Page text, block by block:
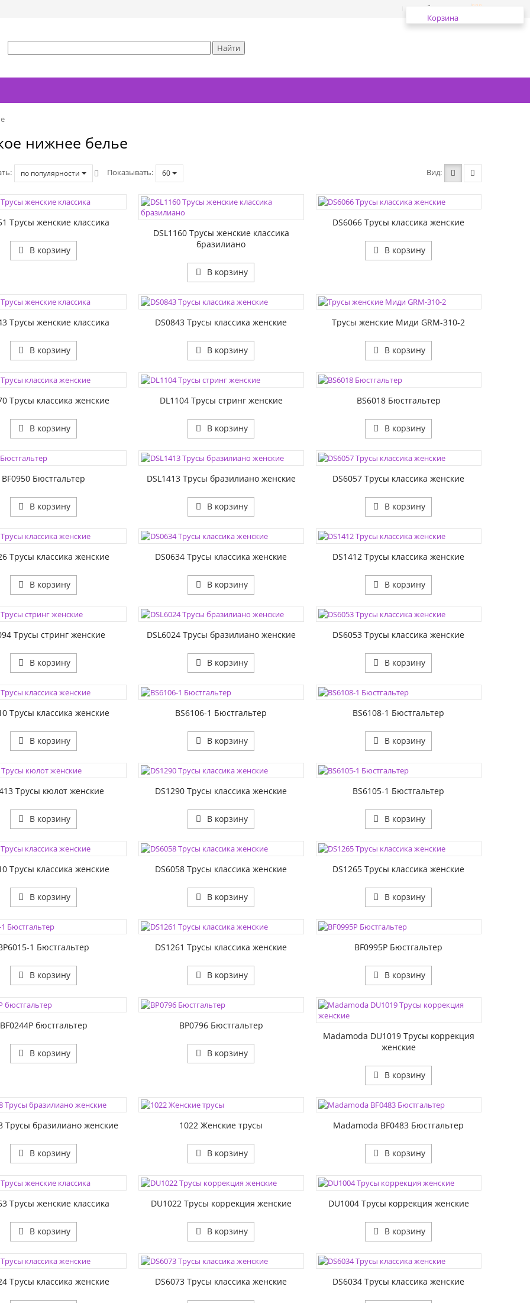
Избранное
Корзина
нижнее белье
по популярности Показывать 60
Вид
Трусы женские классика
В корзину
ЦВЕТА:
РАЗМЕР1:
DSL1160 Трусы женские классика
бразилиано
В корзину
РАЗМЕР1:
DS6066 Трусы классика женские
В корзину
Трусы женские классика
В корзину
РАЗМЕР1:
DS0843 Трусы классика женские
В корзину
РАЗМЕР1:
Трусы женские Миди GRM-310-2
В корзину
Трусы классика женские
В корзину
РАЗМЕР1:
DL1104 Трусы стринг женские
В корзину
РАЗМЕР1:
BS6018 Бюстгальтер
В корзину
BF0950 Бюстгальтер
В корзину
РАЗМЕР1:
DSL1413 Трусы бразилиано женские
В корзину
РАЗМЕР1:
DS6057 Трусы классика женские
В корзину
Трусы классика женские
В корзину
РАЗМЕР1:
DS0634 Трусы классика женские
В корзину
РАЗМЕР1:
DS1412 Трусы классика женские
В корзину
Трусы стринг женские
В корзину
РАЗМЕР1:
DSL6024 Трусы бразилиано женские
В корзину
РАЗМЕР1:
DS6053 Трусы классика женские
В корзину
Трусы классика женские
В корзину
РАЗМЕР1:
BS6106-1 Бюстгальтер
В корзину
РАЗМЕР1:
BS6108-1 Бюстгальтер
В корзину
Трусы кюлот женские
В корзину
РАЗМЕР1:
DS1290 Трусы классика женские
В корзину
РАЗМЕР1:
BS6105-1 Бюстгальтер
В корзину
Трусы классика женские
В корзину
РАЗМЕР1:
DS6058 Трусы классика женские
В корзину
РАЗМЕР1:
DS1265 Трусы классика женские
В корзину
1 Бюстгальтер
В корзину
РАЗМЕР1:
DS1261 Трусы классика женские
В корзину
РАЗМЕР1:
BF0995P Бюстгальтер
В корзину
BF0244P бюстгальтер
В корзину
РАЗМЕР1:
BP0796 Бюстгальтер
В корзину
ЦВЕТА:
РАЗМЕР1:
Madamoda DU1019 Трусы коррекция
женские
В корзину
Трусы бразилиано женские
В корзину
РАЗМЕР1:
1022 Женские трусы
В корзину
РАЗМЕР1:
Madamoda BF0483 Бюстгальтер
В корзину
Трусы женские классика
В корзину
РАЗМЕР1:
DU1022 Трусы коррекция женские
В корзину
РАЗМЕР1:
DU1004 Трусы коррекция женские
В корзину
Трусы классика женские
РАЗМЕР1:
DS6073 Трусы классика женские
РАЗМЕР1:
DS6034 Трусы классика женские